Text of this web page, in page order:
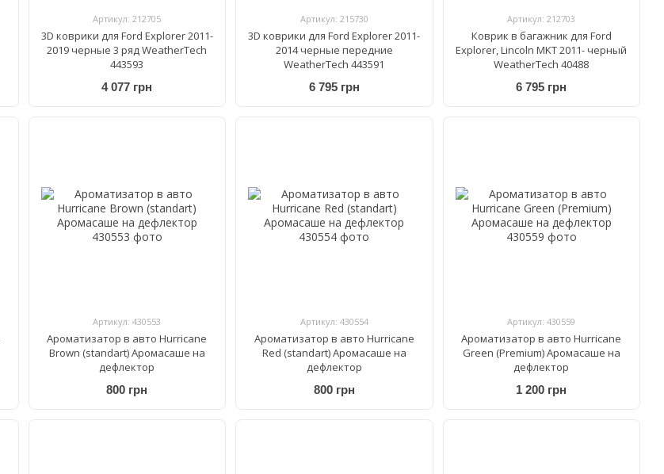
Артикул: 212705
3D коврики для Ford Explorer 2011-
2019 черные 3 ряд WeatherTech
443593
4 077 грн
Артикул: 215730
3D коврики для Ford Explorer 2011-
2014 черные передние
WeatherTech 443591
6 795 грн
Артикул: 212703
Коврик в багажник для Ford
Explorer, Lincoln MKT 2011- черный
WeatherTech 40488
6 795 грн
Артикул: 430553
Ароматизатор в авто Hurricane
Brown (standart) Аромасаше на
дефлектор
800 грн
Артикул: 430554
Ароматизатор в авто Hurricane
Red (standart) Аромасаше на
дефлектор
800 грн
Артикул: 430559
Ароматизатор в авто Hurricane
Green (Premium) Аромасаше на
дефлектор
1 200 грн